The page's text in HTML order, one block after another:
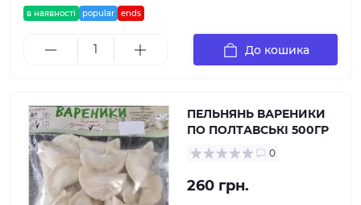
в наявності popular ends
До кошика
ПЕЛЬНЯНЬ ВАРЕНИКИ
ПО ПОЛТАВСЬКІ 500ГР
0
260 грн.